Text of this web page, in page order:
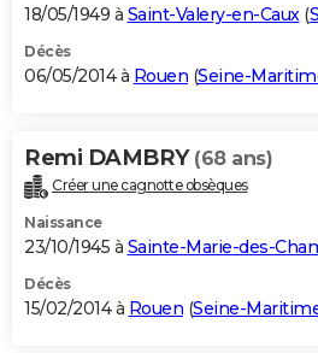
18/05/1949 à Saint-Valery-en-Caux(
Décès
06/05/2014 à Rouen (Seine-
Remi DAMBRY (68 ans)
Créer une cagnotte obsèques
Naissance
23/10/1945 à Sainte-Marie-des-
Décès
15/02/2014 à Rouen (Seine-